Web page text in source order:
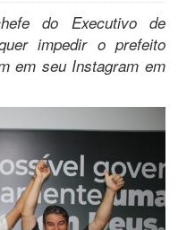
do Executivo de
impedir o prefeito
em seu Instagram em